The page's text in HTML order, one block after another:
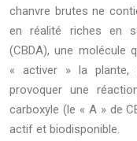
chanvre brutes ne
en réalité riches en
(CBDA), une molécule
« activer » la
provoquer une
carboxyle (le « A » de
actif et biodisponible.